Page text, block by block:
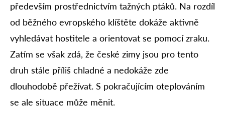
především prostřednictvím tažných ptáků. Na rozdíl
od běžného evropského klíštěte dokáže aktivně
vyhledávat hostitele a orientovat se pomocí zraku.
Zatím se však zdá, že české zimy jsou pro tento
druh stále příliš chladné a nedokáže zde
dlouhodobě přežívat. S pokračujícím oteplováním
se ale situace může měnit.